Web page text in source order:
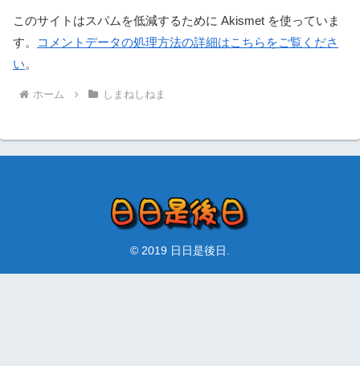
このサイトはスパムを低減するために Akismet を使っていま
す。
コメントデータの処理方法の詳細はこちらをご覧くださ
い。
ホーム しまねしねま
© 2019 日日是後日.